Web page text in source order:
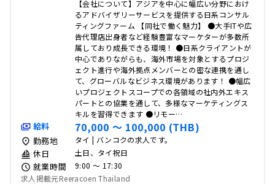
【会社について】アジアを中心に幅広い分野におけ
るアドバイザリーサービスを提供する日系コンサル
ティングファーム 【同社で働く魅力】 ●大手ITや広
告代理店出身者など経験豊富なマーケターが多数所
属しており成長できる環境！ ●日系クライアントが
中心でありながらも、海外市場を対象とするプロジ
ェクト進行や海外拠点メンバーとの密な連携を通し
て、グローバルなビジネス環境があります！ ●幅広
いプロジェクトスコープでの各領域の社内外エキス
パートとの協業を通して、多様なマーケティングス
キルを習得できます ●リモー…
給料 70,000 〜 100,000 (THB)
勤務地 タイ | バンコクの求人です。
休日 土日、タイ祝日
就業時間
9:00 〜 17:30
求人掲載元Reeracoen Thailand